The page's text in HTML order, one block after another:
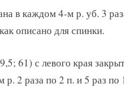
в каждом 4-м р. уб. 3
описано для спинки.
61) с левого края
2 раза по 2 п. и 5 раз по